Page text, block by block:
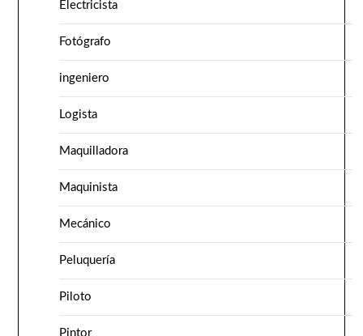
Electricista
Fotógrafo
ingeniero
Logista
Maquilladora
Maquinista
Mecánico
Peluquería
Piloto
Pintor